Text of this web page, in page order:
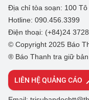
Địa chỉ tòa soạn: 100
Hotline: 090.456.3399
Điện thoại: (+84)24
© Copyright 2025 Báo
® Báo Thanh tra giữ
LIÊN HỆ QUẢNG CÁO